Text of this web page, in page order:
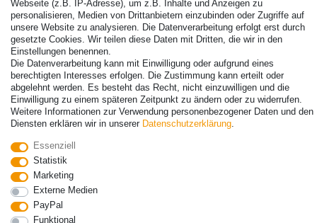
© Copyright 2026 | Alle Rechte vorbehalten. - Alle Rechte vorbehalten.
Preisangaben inkl. gesetzl. 19% MwSt. | Grundpreise siehe Artikeldetail | *Gilt für
Lieferungen nach Deutschland!
Vertrag widerrufen Kontakt
Webseite (z.B. IP-Adresse), um z.B. Inhalte und Anzeigen zu
personalisieren, Medien von Drittanbietern einzubinden oder Zugriffe auf
unsere Website zu analysieren. Die Datenverarbeitung erfolgt erst durch
gesetzte Cookies. Wir teilen diese Daten mit Dritten, die wir in den
Einstellungen benennen.
Die Datenverarbeitung kann mit Einwilligung oder aufgrund eines
berechtigten Interesses erfolgen. Die Zustimmung kann erteilt oder
abgelehnt werden. Es besteht das Recht, nicht einzuwilligen und die
Einwilligung zu einem späteren Zeitpunkt zu ändern oder zu widerrufen.
Weitere Informationen zur Verwendung personenbezogener Daten und den
Diensten erklären wir in unserer Daten­schutz­erklärung.
Essenziell
Statistik
Marketing
Externe Medien
PayPal
Funktional